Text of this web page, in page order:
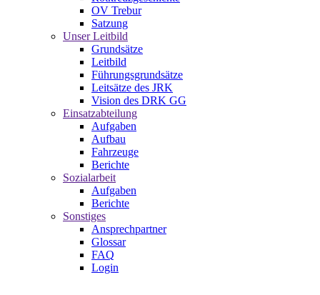
OV Trebur
Satzung
Unser Leitbild
Grundsätze
Leitbild
Führungsgrundsätze
Leitsätze des JRK
Vision des DRK GG
Einsatzabteilung
Aufgaben
Aufbau
Fahrzeuge
Berichte
Sozialarbeit
Aufgaben
Berichte
Sonstiges
Ansprechpartner
Glossar
FAQ
Login